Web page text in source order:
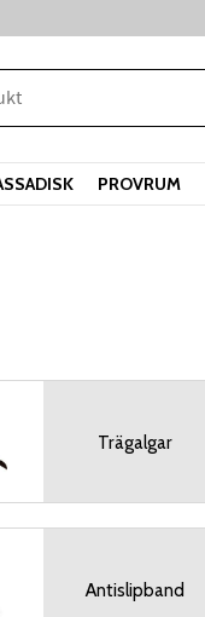
PROVRUM
Trägalgar
Antislipband